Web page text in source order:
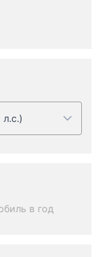
в год